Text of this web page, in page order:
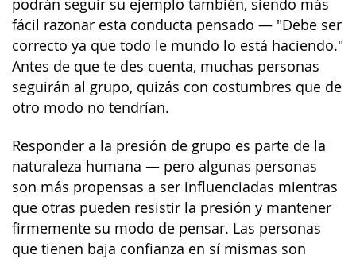
podrán seguir su ejemplo también, siendo más
fácil razonar esta conducta pensado — "Debe ser
correcto ya que todo le mundo lo está haciendo."
Antes de que te des cuenta, muchas personas
seguirán al grupo, quizás con costumbres que de
otro modo no tendrían.
Responder a la presión de grupo es parte de la
naturaleza humana — pero algunas personas
son más propensas a ser influenciadas mientras
que otras pueden resistir la presión y mantener
firmemente su modo de pensar. Las personas
que tienen baja confianza en sí mismas son